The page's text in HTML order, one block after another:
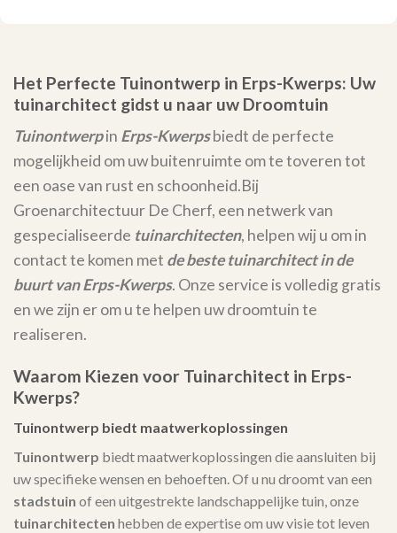
Het Perfecte Tuinontwerp in Erps-Kwerps: Uw
tuinarchitect gidst u naar uw Droomtuin
Tuinontwerpin Erps-Kwerpsbiedt de perfecte
mogelijkheid om uw buitenruimte om te toveren tot
een oase van rust en schoonheid.Bij
Groenarchitectuur De Cherf, een netwerk van
gespecialiseerde tuinarchitecten, helpen wij u om in
contact te komen met de beste tuinarchitect in de
buurt van Erps-Kwerps. Onze service is volledig gratis
en we zijn er om u te helpen uw droomtuin te
realiseren.
Waarom Kiezen voor Tuinarchitect in Erps-
Kwerps?
Tuinontwerp biedt maatwerkoplossingen
Tuinontwerp biedt maatwerkoplossingen die aansluiten bij
uw specifieke wensen en behoeften. Of u nu droomt van een
stadstuin of een uitgestrekte landschappelijke tuin, onze
tuinarchitecten hebben de expertise om uw visie tot leven